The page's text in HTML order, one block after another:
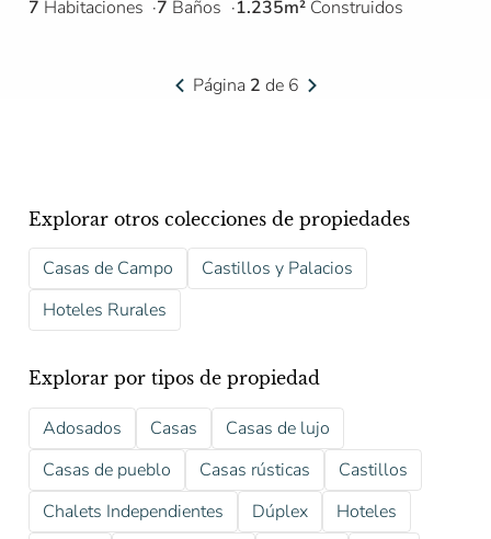
7 Habitaciones 7 Baños 1.235m² Construidos
Página 2 de 6
Explorar otros colecciones de propiedades
Casas de Campo
Castillos y Palacios
Hoteles Rurales
Explorar por tipos de propiedad
Adosados Casas
Casas de lujo
Casas de pueblo
Casas rústicas
Castillos
Chalets Independientes
Dúplex
Hoteles